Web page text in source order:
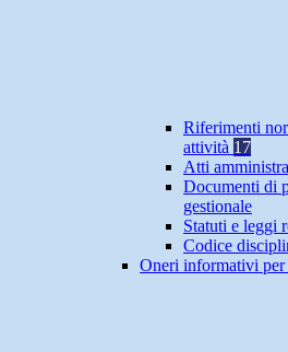
Riferimenti
attività 17
Atti
Documenti di
gestionale
Statuti e leggi
Codice
Oneri informativi per